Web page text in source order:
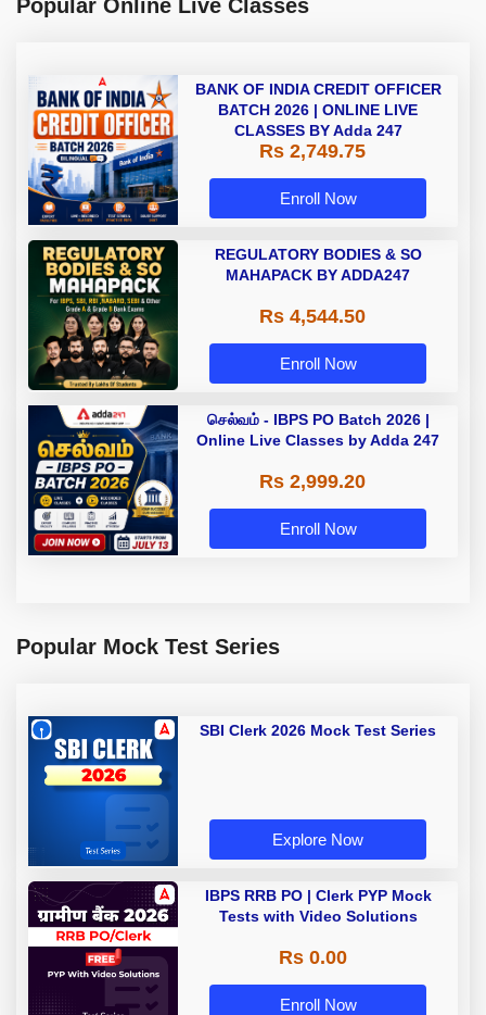
Popular Online Live Classes
BANK OF INDIA CREDIT OFFICER
BATCH 2026 | ONLINE LIVE
CLASSES BY Adda 247
Rs 2,749.75
Enroll Now
REGULATORY BODIES & SO
MAHAPACK BY ADDA247
Rs 4,544.50
Enroll Now
செல்வம் - IBPS PO Batch 2026 |
Online Live Classes by Adda 247
Rs 2,999.20
Enroll Now
Popular Mock Test Series
SBI Clerk 2026 Mock Test Series
Explore Now
IBPS RRB PO | Clerk PYP Mock
Tests with Video Solutions
Rs 0.00
Enroll Now